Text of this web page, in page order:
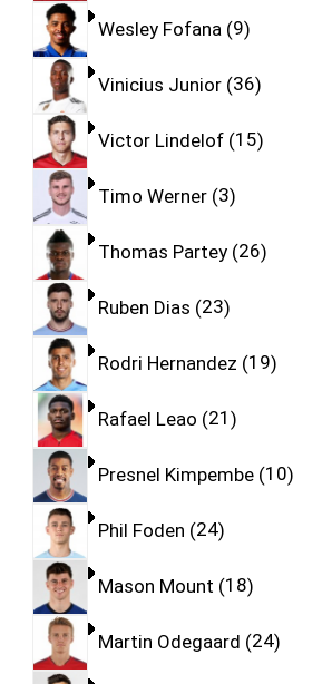
Wesley Fofana 9
Vinicius Junior 36
Victor Lindelof 15
Timo Werner 3
Thomas Partey 26
Ruben Dias 23
Rodri Hernandez 19
Rafael Leao 21
Presnel Kimpembe 10
Phil Foden 24
Mason Mount 18
Martin Odegaard 24